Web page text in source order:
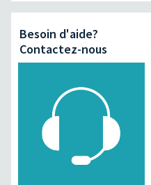
Besoin d'aide?
Contactez-nous